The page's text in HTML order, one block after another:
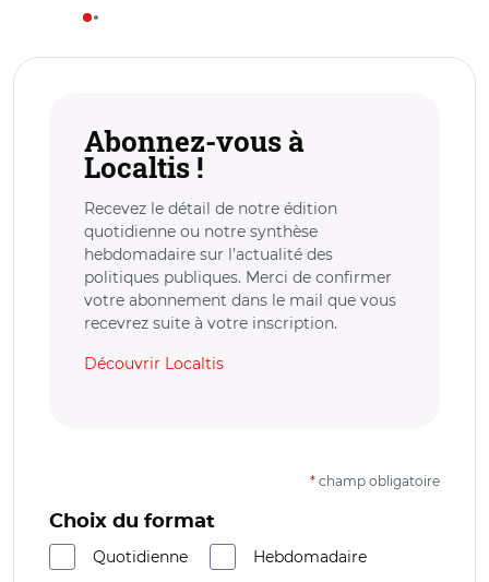
Abonnez-vous à
Localtis !
Recevez le détail de notre édition
quotidienne ou notre synthèse
hebdomadaire sur l’actualité des
politiques publiques. Merci de confirmer
votre abonnement dans le mail que vous
recevrez suite à votre inscription.
Découvrir Localtis
* champ obligatoire
Choix du format
Quotidienne
Hebdomadaire